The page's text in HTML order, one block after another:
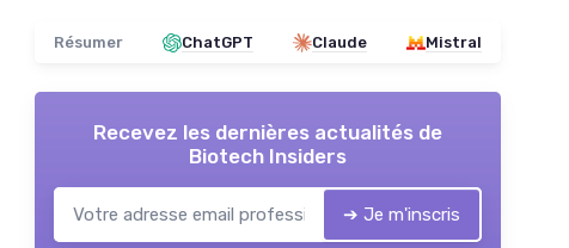
Résumer ChatGPT Claude Mistral
Recevez les dernières actualités de
Biotech Insiders
➔ Je m'inscris